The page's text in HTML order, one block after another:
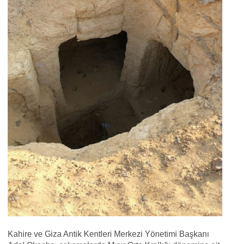
Kahire ve Giza Antik Kentleri Merkezi Yönetimi Başkanı